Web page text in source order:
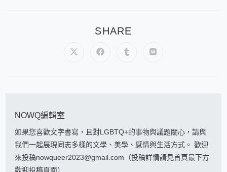
SHARE
NOWQ編輯室
如果您喜歡文字書寫，且對LGBTQ+的事物與議題關心，請與
我們一起展現同志多樣的文學、美學、感情與生活方式。 歡迎
來投稿nowqueer2023@gmail.com（投稿詳情請見首頁最下方
歡迎投稿頁面）